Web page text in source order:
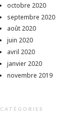
octobre 2020
septembre 2020
août 2020
juin 2020
avril 2020
janvier 2020
novembre 2019
CATÉGORIES